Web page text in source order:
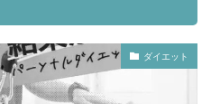
ダイエット